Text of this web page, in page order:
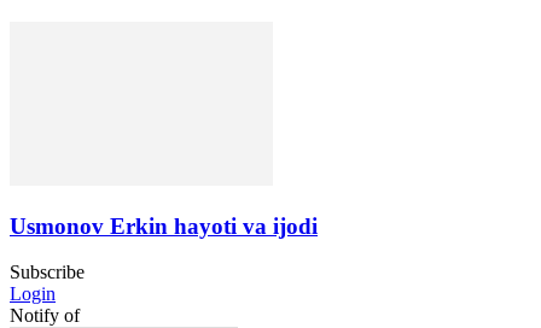
Usmonov Erkin hayoti va ijodi
Subscribe
Login
Notify of